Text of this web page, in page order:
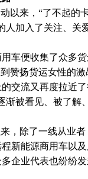
以来，“了不起的
人加入了关注、关
车便收集了众多
赞扬货运女性的
交流又再度拉近
渐被看见、被了解
，除了一线从业
新能源商用车以
企业代表也纷纷发